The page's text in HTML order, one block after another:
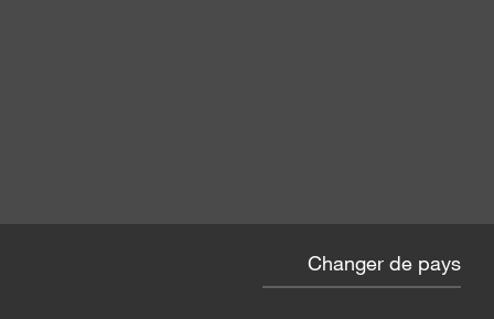
Changer de pays